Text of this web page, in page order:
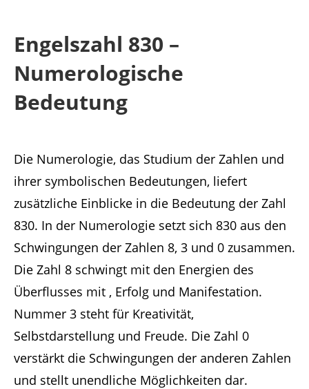
Engelszahl 830 –
Numerologische
Bedeutung
Die Numerologie, das Studium der Zahlen und
ihrer symbolischen Bedeutungen, liefert
zusätzliche Einblicke in die Bedeutung der Zahl
830. In der Numerologie setzt sich 830 aus den
Schwingungen der Zahlen 8, 3 und 0 zusammen.
Die Zahl 8 schwingt mit den Energien des
Überflusses mit , Erfolg und Manifestation.
Nummer 3 steht für Kreativität,
Selbstdarstellung und Freude. Die Zahl 0
verstärkt die Schwingungen der anderen Zahlen
und stellt unendliche Möglichkeiten dar.